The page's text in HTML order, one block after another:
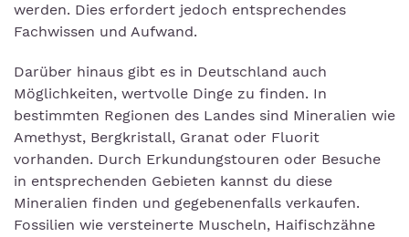
werden. Dies erfordert jedoch entsprechendes
Fachwissen und Aufwand.
Darüber hinaus gibt es in Deutschland auch
Möglichkeiten, wertvolle Dinge zu finden. In
bestimmten Regionen des Landes sind Mineralien wie
Amethyst, Bergkristall, Granat oder Fluorit
vorhanden. Durch Erkundungstouren oder Besuche
in entsprechenden Gebieten kannst du diese
Mineralien finden und gegebenenfalls verkaufen.
Fossilien wie versteinerte Muscheln, Haifischzähne